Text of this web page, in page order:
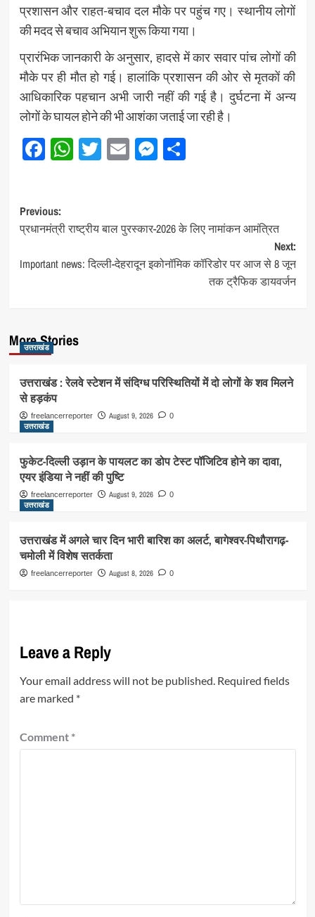
प्रशासन और राहत-बचाव दल मौके पर पहुंच गए। स्थानीय लोगों
की मदद से बचाव अभियान शुरू किया गया।
प्रारंभिक जानकारी के अनुसार, हादसे में कार सवार पांच लोगों की
मौके पर ही मौत हो गई। हालांकि प्रशासन की ओर से मृतकों की
आधिकारिक पहचान अभी जारी नहीं की गई है। दुर्घटना में अन्य
लोगों के घायल होने की भी आशंका जताई जा रही है।
Facebook
WhatsApp
Twitter
EmailMessenger
Share
Post
navigation
Previous:
प्रधानमंत्री राष्ट्रीय बाल पुरस्कार-2026 के लिए नामांकन आमंत्रित
Next:
Important news: दिल्ली-देहरादून इकोनॉमिक कॉरिडोर पर आज से 8 जून
तक ट्रैफिक डायवर्जन
More Stories
उत्तराखंड
उत्तराखंड : रेलवे स्टेशन में संदिग्ध परिस्थितियों में दो लोगों के शव मिलने
से हड़कंप
freelancerreporter August 9, 2026 0
उत्तराखंड
फुकेट-दिल्ली उड़ान के पायलट का डोप टेस्ट पॉजिटिव होने का दावा,
एयर इंडिया ने नहीं की पुष्टि
freelancerreporter August 9, 2026 0
उत्तराखंड
उत्तराखंड में अगले चार दिन भारी बारिश का अलर्ट, बागेश्वर-पिथौरागढ़-
चमोली में विशेष सतर्कता
freelancerreporter August 8, 2026 0
Leave a Reply
Your email address will not be published. Required fields
are marked *
Comment *